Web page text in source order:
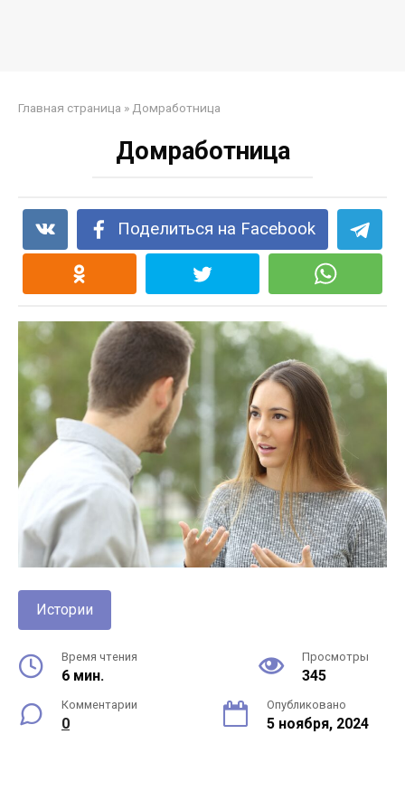
Главная страница » Домработница
Домработница
Поделиться на Facebook
Истории
Время чтения
6 мин.
Просмотры
345
Комментарии
0
Опубликовано
5 ноября, 2024